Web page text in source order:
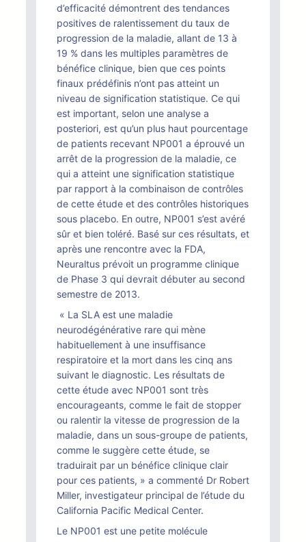
d’efficacité démontrent des tendances
positives de ralentissement du taux de
progression de la maladie, allant de 13 à
19 % dans les multiples paramètres de
bénéfice clinique, bien que ces points
finaux prédéfinis n’ont pas atteint un
niveau de signification statistique. Ce qui
est important, selon une analyse a
posteriori, est qu’un plus haut pourcentage
de patients recevant NP001 a éprouvé un
arrêt de la progression de la maladie, ce
qui a atteint une signification statistique
par rapport à la combinaison de contrôles
de cette étude et des contrôles historiques
sous placebo. En outre, NP001 s’est avéré
sûr et bien toléré. Basé sur ces résultats, et
après une rencontre avec la FDA,
Neuraltus prévoit un programme clinique
de Phase 3 qui devrait débuter au second
semestre de 2013.
« La SLA est une maladie
neurodégénérative rare qui mène
habituellement à une insuffisance
respiratoire et la mort dans les cinq ans
suivant le diagnostic. Les résultats de
cette étude avec NP001 sont très
encourageants, comme le fait de stopper
ou ralentir la vitesse de progression de la
maladie, dans un sous-groupe de patients,
comme le suggère cette étude, se
traduirait par un bénéfice clinique clair
pour ces patients, » a commenté Dr Robert
Miller, investigateur principal de l’étude du
California Pacific Medical Center.
Le NP001 est une petite molécule